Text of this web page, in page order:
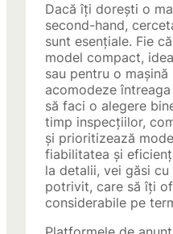
Dacă îți dorești o
second-hand,
sunt esențiale. Fie
model compact,
sau pentru o
acomodeze
să faci o alegere
timp inspecțiilor,
și prioritizează
fiabilitatea și
la detalii, vei găsi
potrivit, care să îți
considerabile pe